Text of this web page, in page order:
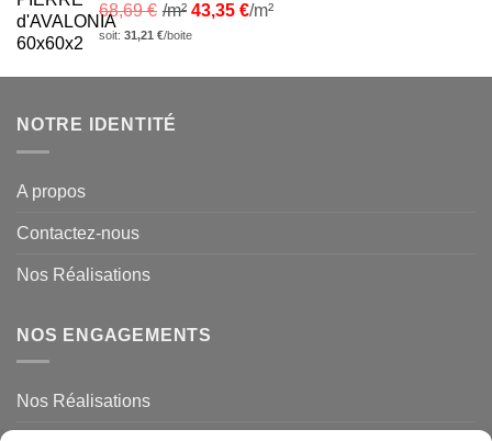
68,69€ /m² 43,35 €/m²
soit: 31,21 €/boite
NOTRE IDENTITÉ
A propos
Contactez-nous
Nos Réalisations
NOS ENGAGEMENTS
Nos Réalisations